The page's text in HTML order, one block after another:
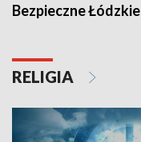
Bezpieczne Łódzkie
RELIGIA